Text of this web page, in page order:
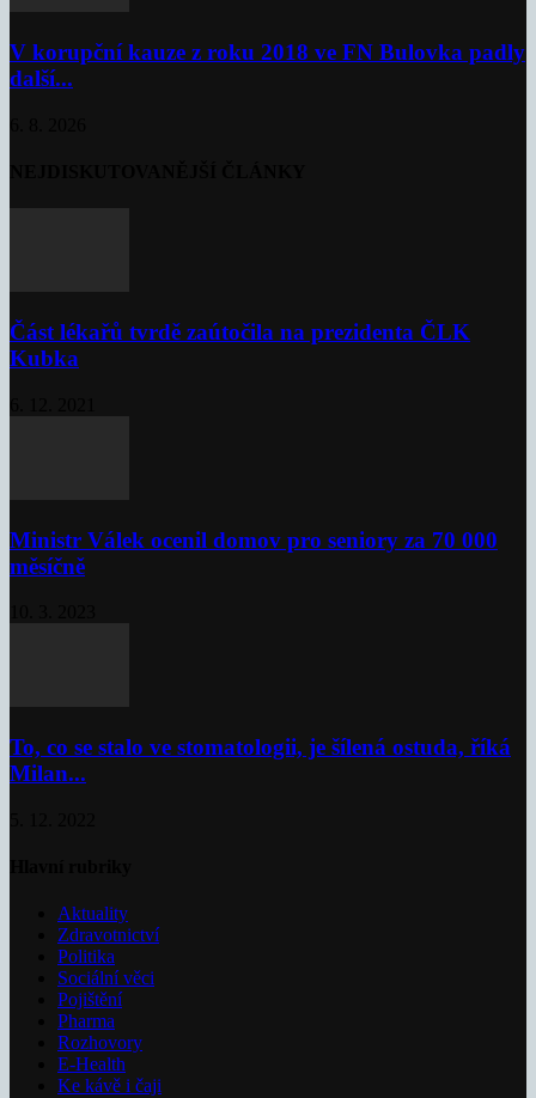
V korupční kauze z roku 2018 ve FN Bulovka padly
další...
Část lékařů tvrdě zaútočila na prezidenta ČLK
Kubka
Ministr Válek ocenil domov pro seniory za 70 000
měsíčně
To, co se stalo ve stomatologii, je šílená ostuda, říká
Milan...
Aktuality
Zdravotnictví
Politika
Sociální věci
Pojištění
Pharma
Rozhovory
E-Health
Ke kávě i čaji